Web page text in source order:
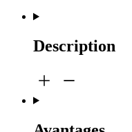
Description